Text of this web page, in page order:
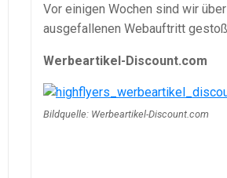
Vor einigen Wochen sind wir
ausgefallenen Webauftritt
Werbeartikel-Discount.com
Bildquelle: Werbeartikel-Discount.com